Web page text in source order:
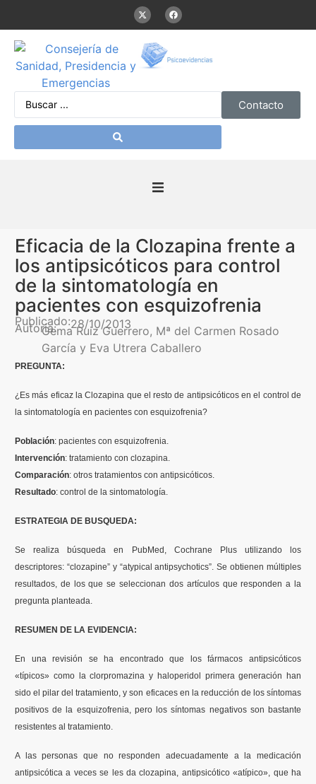
Contacto
Presentación
De interés
Contenidos Psicoevidencias
Formación
Boletín
Eficacia de la Clozapina frente a
los antipsicóticos para control
de la sintomatología en
pacientes con esquizofrenia
Publicado:28/10/2013
Autoría:Gema Ruiz Guerrero, Mª del Carmen Rosado
García y Eva Utrera Caballero
PREGUNTA:
¿Es más eficaz la Clozapina que el resto de antipsicóticos en el control de
la sintomatología en pacientes con esquizofrenia?
Población: pacientes con esquizofrenia.
Intervención: tratamiento con clozapina.
Comparación: otros tratamientos con antipsicóticos.
Resultado: control de la sintomatología.
ESTRATEGIA DE BUSQUEDA:
Se realiza búsqueda en PubMed, Cochrane Plus utilizando los
descriptores: “clozapine” y “atypical antipsychotics”. Se obtienen múltiples
resultados, de los que se seleccionan dos artículos que responden a la
pregunta planteada.
RESUMEN DE LA EVIDENCIA:
En una revisión se ha encontrado que los fármacos antipsicóticos
«típicos» como la clorpromazina y haloperidol primera generación han
sido el pilar del tratamiento, y son eficaces en la reducción de los síntomas
positivos de la esquizofrenia, pero los síntomas negativos son bastante
resistentes al tratamiento.
A las personas que no responden adecuadamente a la medicación
antipsicótica a veces se les da clozapina, antipsicótico «atípico», que ha